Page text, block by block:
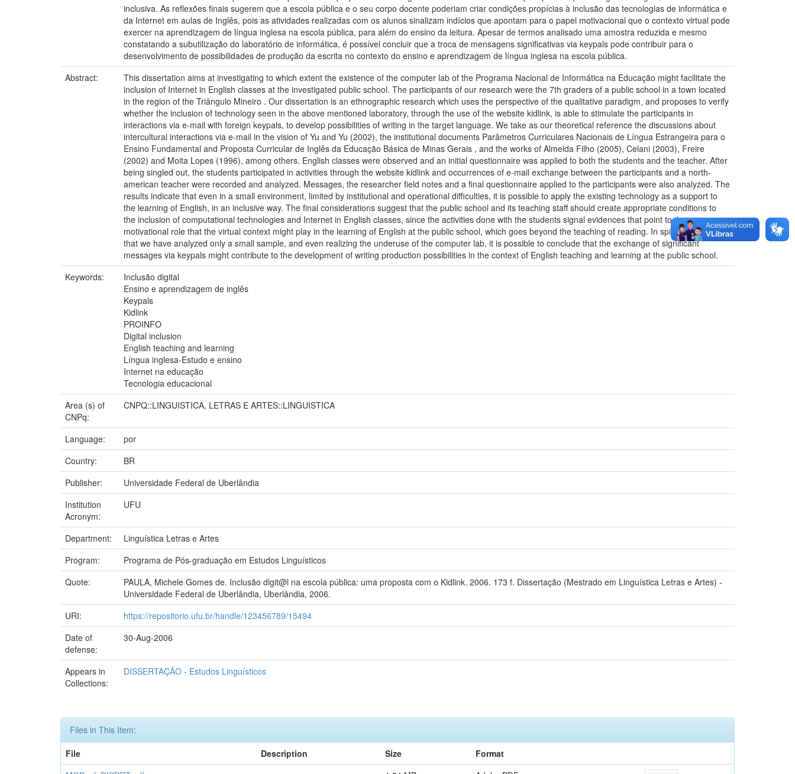
inclusiva. As reflexões finais sugerem que a escola pública e o seu corpo docente poderiam criar condições propícias à inclusão das tecnologias de informática e
da Internet em aulas de Inglês, pois as atividades realizadas com os alunos sinalizam indícios que apontam para o papel motivacional que o contexto virtual pode
exercer na aprendizagem de língua inglesa na escola pública, para além do ensino da leitura. Apesar de termos analisado uma amostra reduzida e mesmo
constatando a subutilização do laboratório de informática, é possível concluir que a troca de mensagens significativas via keypals pode contribuir para o
desenvolvimento de possibilidades de produção da escrita no contexto do ensino e aprendizagem de língua inglesa na escola pública.
Abstract:
This dissertation aims at investigating to which extent the existence of the computer lab of the Programa Nacional de Informática na Educação might facilitate the
inclusion of Internet in English classes at the investigated public school. The participants of our research were the 7th graders of a public school in a town located
in the region of the Triângulo Mineiro . Our dissertation is an ethnographic research which uses the perspective of the qualitative paradigm, and proposes to verify
whether the inclusion of technology seen in the above mentioned laboratory, through the use of the website kidlink, is able to stimulate the participants in
interactions via e-mail with foreign keypals, to develop possibilities of writing in the target language. We take as our theoretical reference the discussions about
intercultural interactions via e-mail in the vision of Yu and Yu (2002), the institutional documents Parâmetros Curriculares Nacionais de Língua Estrangeira para o
Ensino Fundamental and Proposta Curricular de Inglês da Educação Básica de Minas Gerais , and the works of Almeida Filho (2005), Celani (2003), Freire
(2002) and Moita Lopes (1996), among others. English classes were observed and an initial questionnaire was applied to both the students and the teacher. After
being singled out, the students participated in activities through the website kidlink and occurrences of e-mail exchange between the participants and a north-
american teacher were recorded and analyzed. Messages, the researcher field notes and a final questionnaire applied to the participants were also analyzed. The
results indicate that even in a small environment, limited by institutional and operational difficulties, it is possible to apply the existing technology as a support to
the learning of English, in an inclusive way. The final considerations suggest that the public school and its teaching staff should create appropriate conditions to
the inclusion of computational technologies and Internet in English classes, since the activities done with the students signal evidences that point to the
motivational role that the virtual context might play in the learning of English at the public school, which goes beyond the teaching of reading. In spite of the fact
that we have analyzed only a small sample, and even realizing the underuse of the computer lab, it is possible to conclude that the exchange of significant
messages via keypals might contribute to the development of writing production possibilities in the context of English teaching and learning at the public school.
Keywords:
Inclusão digital
Ensino e aprendizagem de inglês
Keypals
Kidlink
PROINFO
Digital inclusion
English teaching and learning
Língua inglesa-Estudo e ensino
Internet na educação
Tecnologia educacional
Area (s) of
CNPq:
CNPQ::LINGUISTICA, LETRAS E ARTES::LINGUISTICA
Language:
por
Country:
BR
Publisher:
Universidade Federal de Uberlândia
Institution
Acronym:
UFU
Department:
Linguística Letras e Artes
Program:
Programa de Pós-graduação em Estudos Linguísticos
Quote:
PAULA, Michele Gomes de. Inclusão digit@l na escola pública: uma proposta com o Kidlink. 2006. 173 f. Dissertação (Mestrado em Linguística Letras e Artes) -
Universidade Federal de Uberlândia, Uberlândia, 2006.
URI:
https://repositorio.ufu.br/handle/123456789/15494
Date of
defense:
30-Aug-2006
Appears in
Collections:
DISSERTAÇÃO - Estudos Linguísticos
Files in This Item:
File
Description Size
Format